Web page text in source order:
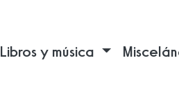
Libros y música